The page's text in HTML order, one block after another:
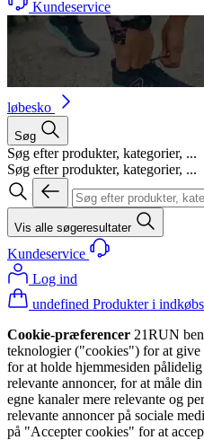
Kundeservice
løbesko
Søg
Søg efter produkter, kategorier, ...
Søg efter produkter, kategorier, ...
Vis alle søgeresultater
Kundeservice
Log ind
undefined Produkter i
Cookie-præferencer 21RUN
teknologier ("cookies") for at give
for at holde hjemmesiden
relevante annoncer, for at måle
egne kanaler mere relevante og
relevante annoncer på sociale
på "Accepter cookies" for at